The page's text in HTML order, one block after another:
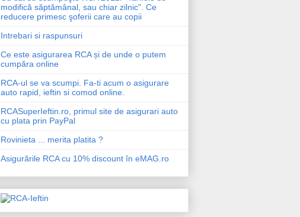
modifică săptămânal, sau chiar zilnic". Ce
reducere primesc şoferii care au copii
Intrebari si raspunsuri
Ce este asigurarea RCA și de unde o putem
cumpăra online
RCA-ul se va scumpi. Fa-ti acum o asigurare
auto rapid, ieftin si comod online.
RCASuperIeftin.ro, primul site de asigurari auto
cu plata prin PayPal
Rovinieta ... merita platita ?
Asigurările RCA cu 10% discount în eMAG.ro